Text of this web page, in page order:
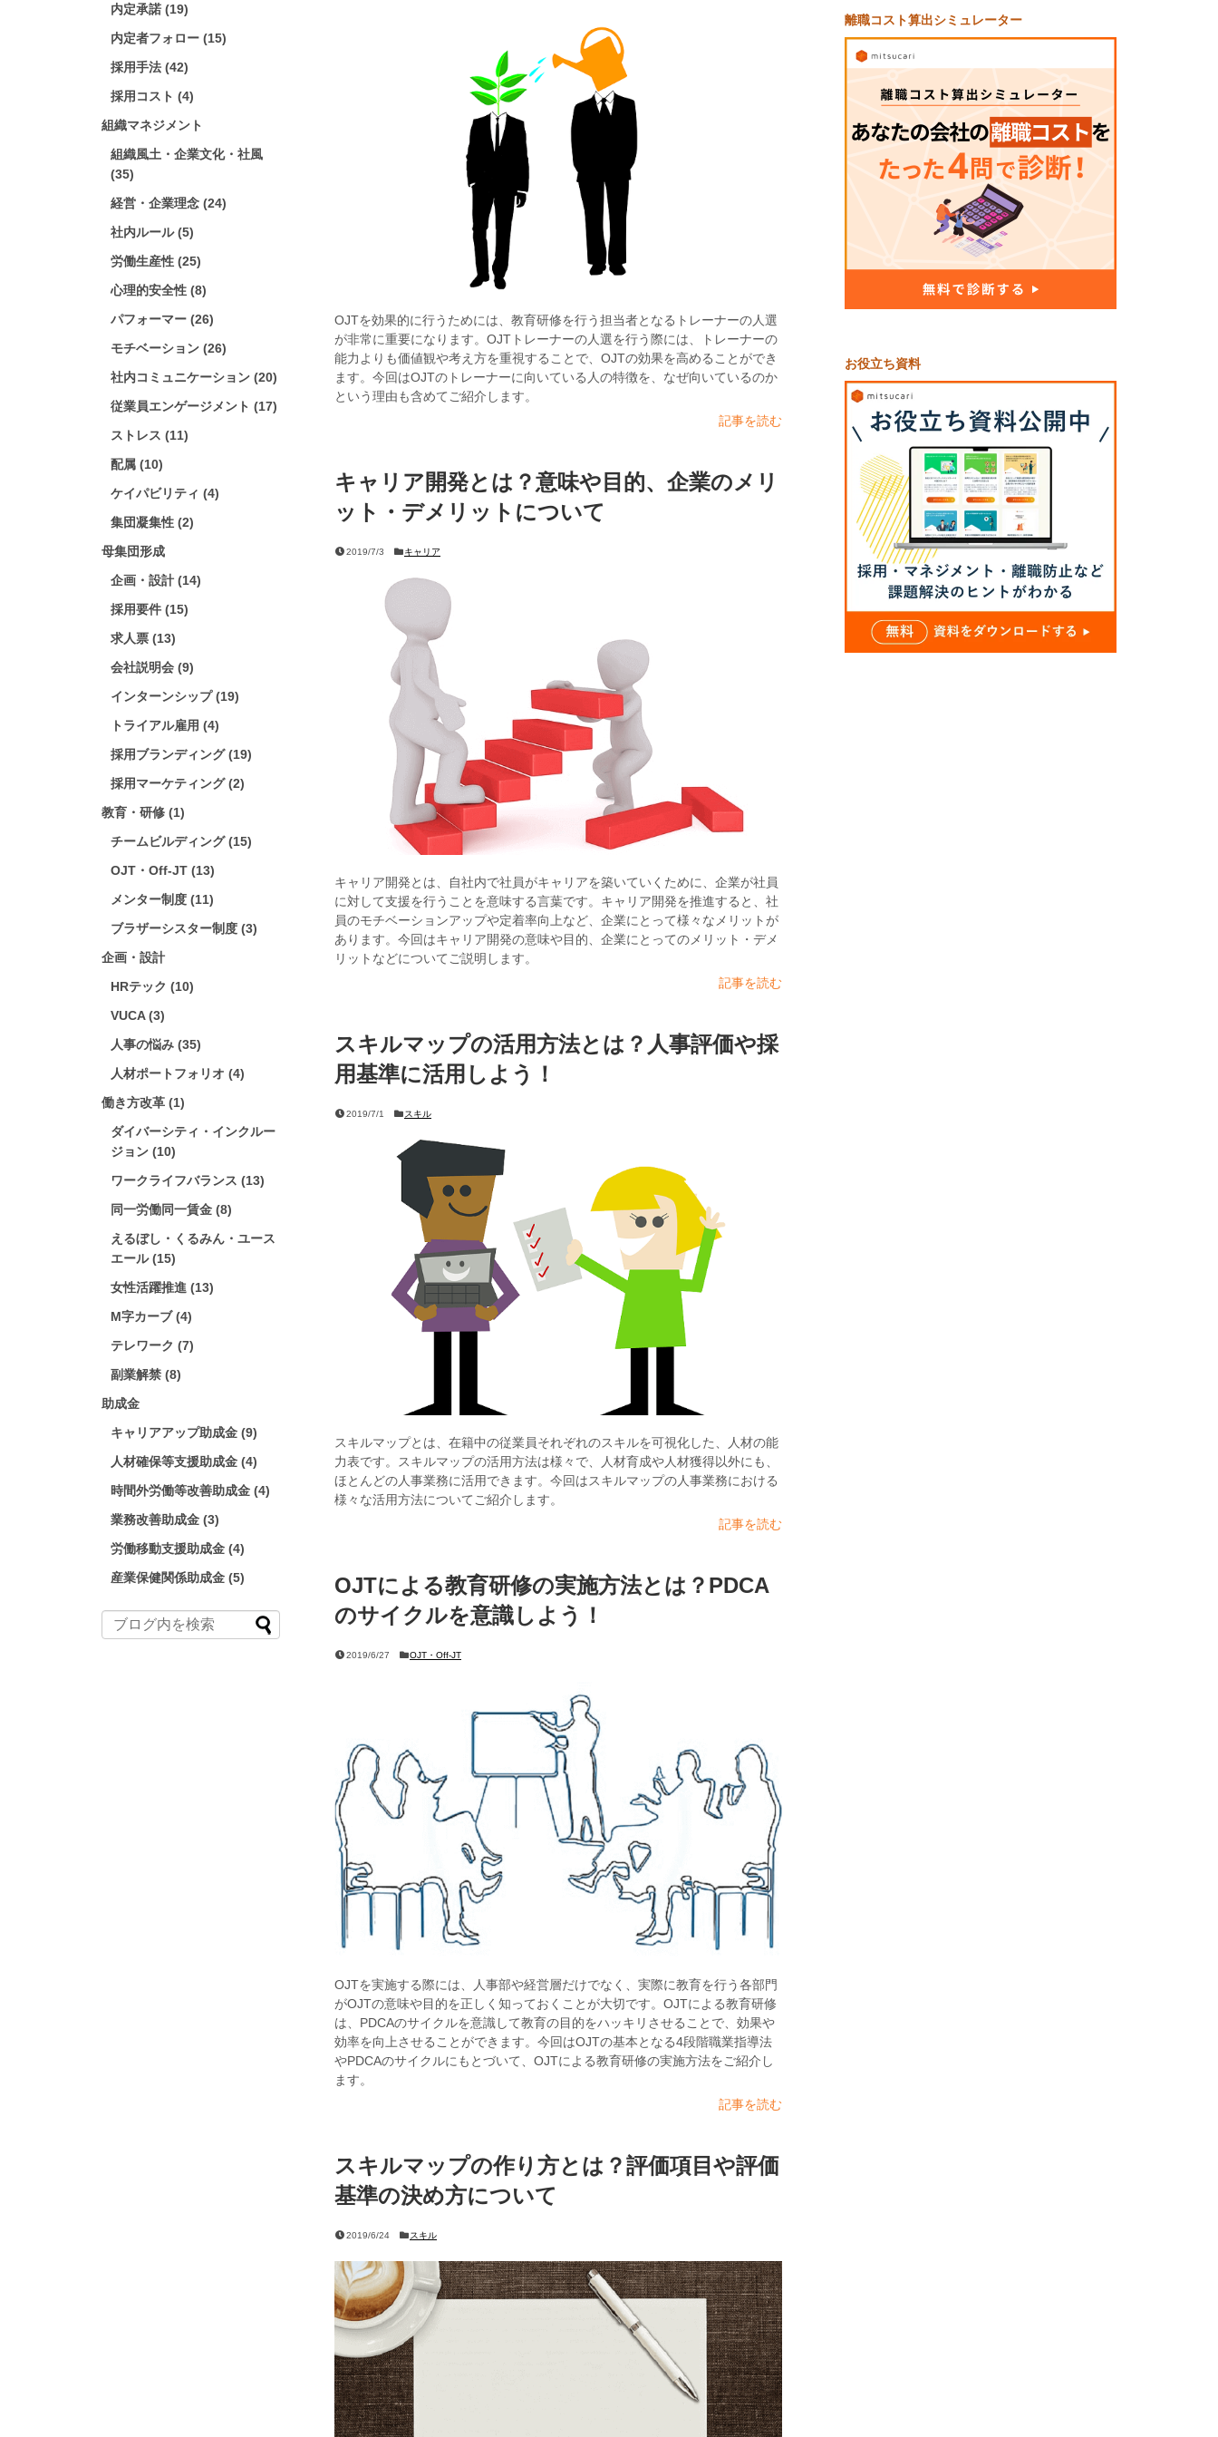
内定承諾 (19)
内定者フォロー (15)
採用手法 (42)
採用コスト (4)
組織マネジメント
組織風土・企業文化・社風
(35)
経営・企業理念 (24)
社内ルール (5)
労働生産性 (25)
心理的安全性 (8)
パフォーマー (26)
モチベーション (26)
社内コミュニケーション (20)
従業員エンゲージメント (17)
ストレス (11)
配属 (10)
ケイパビリティ (4)
集団凝集性 (2)
母集団形成
企画・設計 (14)
採用要件 (15)
求人票 (13)
会社説明会 (9)
インターンシップ (19)
トライアル雇用 (4)
採用ブランディング (19)
採用マーケティング (2)
教育・研修 (1)
チームビルディング (15)
OJT・Off-JT (13)
メンター制度 (11)
ブラザーシスター制度 (3)
企画・設計
HRテック (10)
VUCA (3)
人事の悩み (35)
人材ポートフォリオ (4)
働き方改革 (1)
ダイバーシティ・インクルー
ジョン (10)
ワークライフバランス (13)
同一労働同一賃金 (8)
えるぼし・くるみん・ユース
エール (15)
女性活躍推進 (13)
M字カーブ (4)
テレワーク (7)
副業解禁 (8)
助成金
キャリアアップ助成金 (9)
人材確保等支援助成金 (4)
時間外労働等改善助成金 (4)
業務改善助成金 (3)
労働移動支援助成金 (4)
産業保健関係助成金 (5)
OJTを効果的に行うためには、教育研修を行う担当者となるトレーナーの人選
が非常に重要になります。OJTトレーナーの人選を行う際には、トレーナーの
能力よりも価値観や考え方を重視することで、OJTの効果を高めることができ
ます。今回はOJTのトレーナーに向いている人の特徴を、なぜ向いているのか
という理由も含めてご紹介します。
記事を読む
キャリア開発とは？意味や目的、企業のメリ
ット・デメリットについて
2019/7/3 キャリア
キャリア開発とは、自社内で社員がキャリアを築いていくために、企業が社員
に対して支援を行うことを意味する言葉です。キャリア開発を推進すると、社
員のモチベーションアップや定着率向上など、企業にとって様々なメリットが
あります。今回はキャリア開発の意味や目的、企業にとってのメリット・デメ
リットなどについてご説明します。
記事を読む
スキルマップの活用方法とは？人事評価や採
用基準に活用しよう！
2019/7/1 スキル
スキルマップとは、在籍中の従業員それぞれのスキルを可視化した、人材の能
力表です。スキルマップの活用方法は様々で、人材育成や人材獲得以外にも、
ほとんどの人事業務に活用できます。今回はスキルマップの人事業務における
様々な活用方法についてご紹介します。
記事を読む
OJTによる教育研修の実施方法とは？PDCA
のサイクルを意識しよう！
2019/6/27 OJT・Off-JT
OJTを実施する際には、人事部や経営層だけでなく、実際に教育を行う各部門
がOJTの意味や目的を正しく知っておくことが大切です。OJTによる教育研修
は、PDCAのサイクルを意識して教育の目的をハッキリさせることで、効果や
効率を向上させることができます。今回はOJTの基本となる4段階職業指導法
やPDCAのサイクルにもとづいて、OJTによる教育研修の実施方法をご紹介し
ます。
記事を読む
スキルマップの作り方とは？評価項目や評価
基準の決め方について
2019/6/24 スキル
離職コスト算出シミュレーター
お役立ち資料